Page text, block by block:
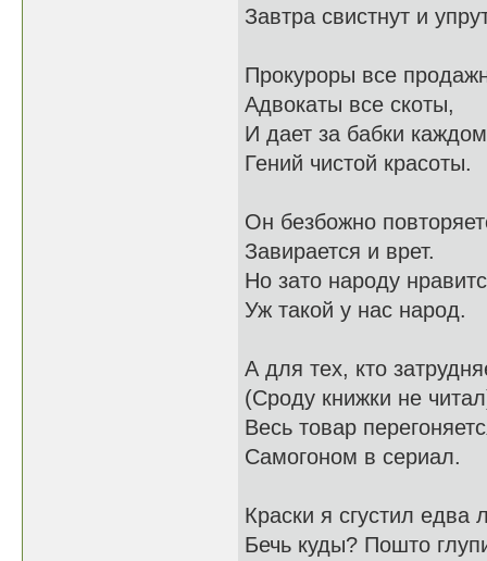
Завтра свистнут и
Прокуроры все
Адвокаты все скоты,
И дает за бабки
Гений чистой красоты.
Он безбожно
Завирается и врет.
Но зато народу
Уж такой у нас народ.
А для тех, кто
(Сроду книжки не
Весь товар
Самогоном в сериал.
Краски я сгустил едва
Бечь куды? Пошто